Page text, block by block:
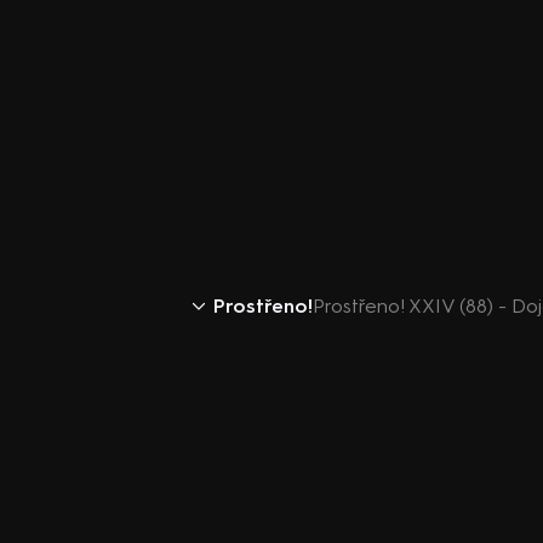
Prostřeno!Prostřeno! XXIV (88) -